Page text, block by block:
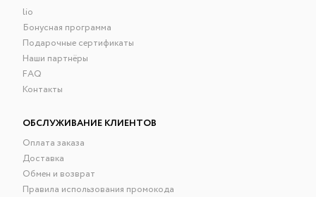
lio
Бонусная программа
Подарочные сертификаты
Наши партнёры
FAQ
Контакты
ОБСЛУЖИВАНИЕ КЛИЕНТОВ
Оплата заказа
Доставка
Обмен и возврат
Правила использования промокода